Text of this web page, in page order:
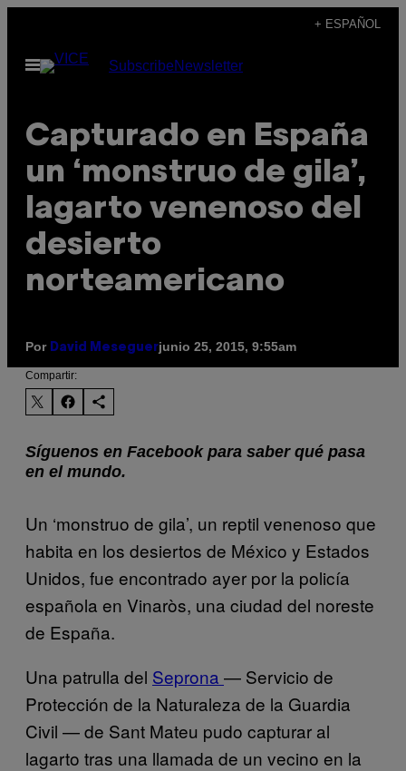
contenido
+ ESPAÑOL
Abrir
Menú
SubscribeNewsletter
Capturado en España
un ‘monstruo de gila’,
lagarto venenoso del
desierto
norteamericano
Por David Meseguerjunio 25, 2015, 9:55am
Compartir:
Síguenos en Facebook para saber qué pasa
en el mundo.
Un ‘monstruo de gila’, un reptil venenoso que
habita en los desiertos de México y Estados
Unidos, fue encontrado ayer por la policía
española en Vinaròs, una ciudad del noreste
de España.
Una patrulla del Seprona — Servicio de
Protección de la Naturaleza de la Guardia
Civil — de Sant Mateu pudo capturar al
lagarto tras una llamada de un vecino en la